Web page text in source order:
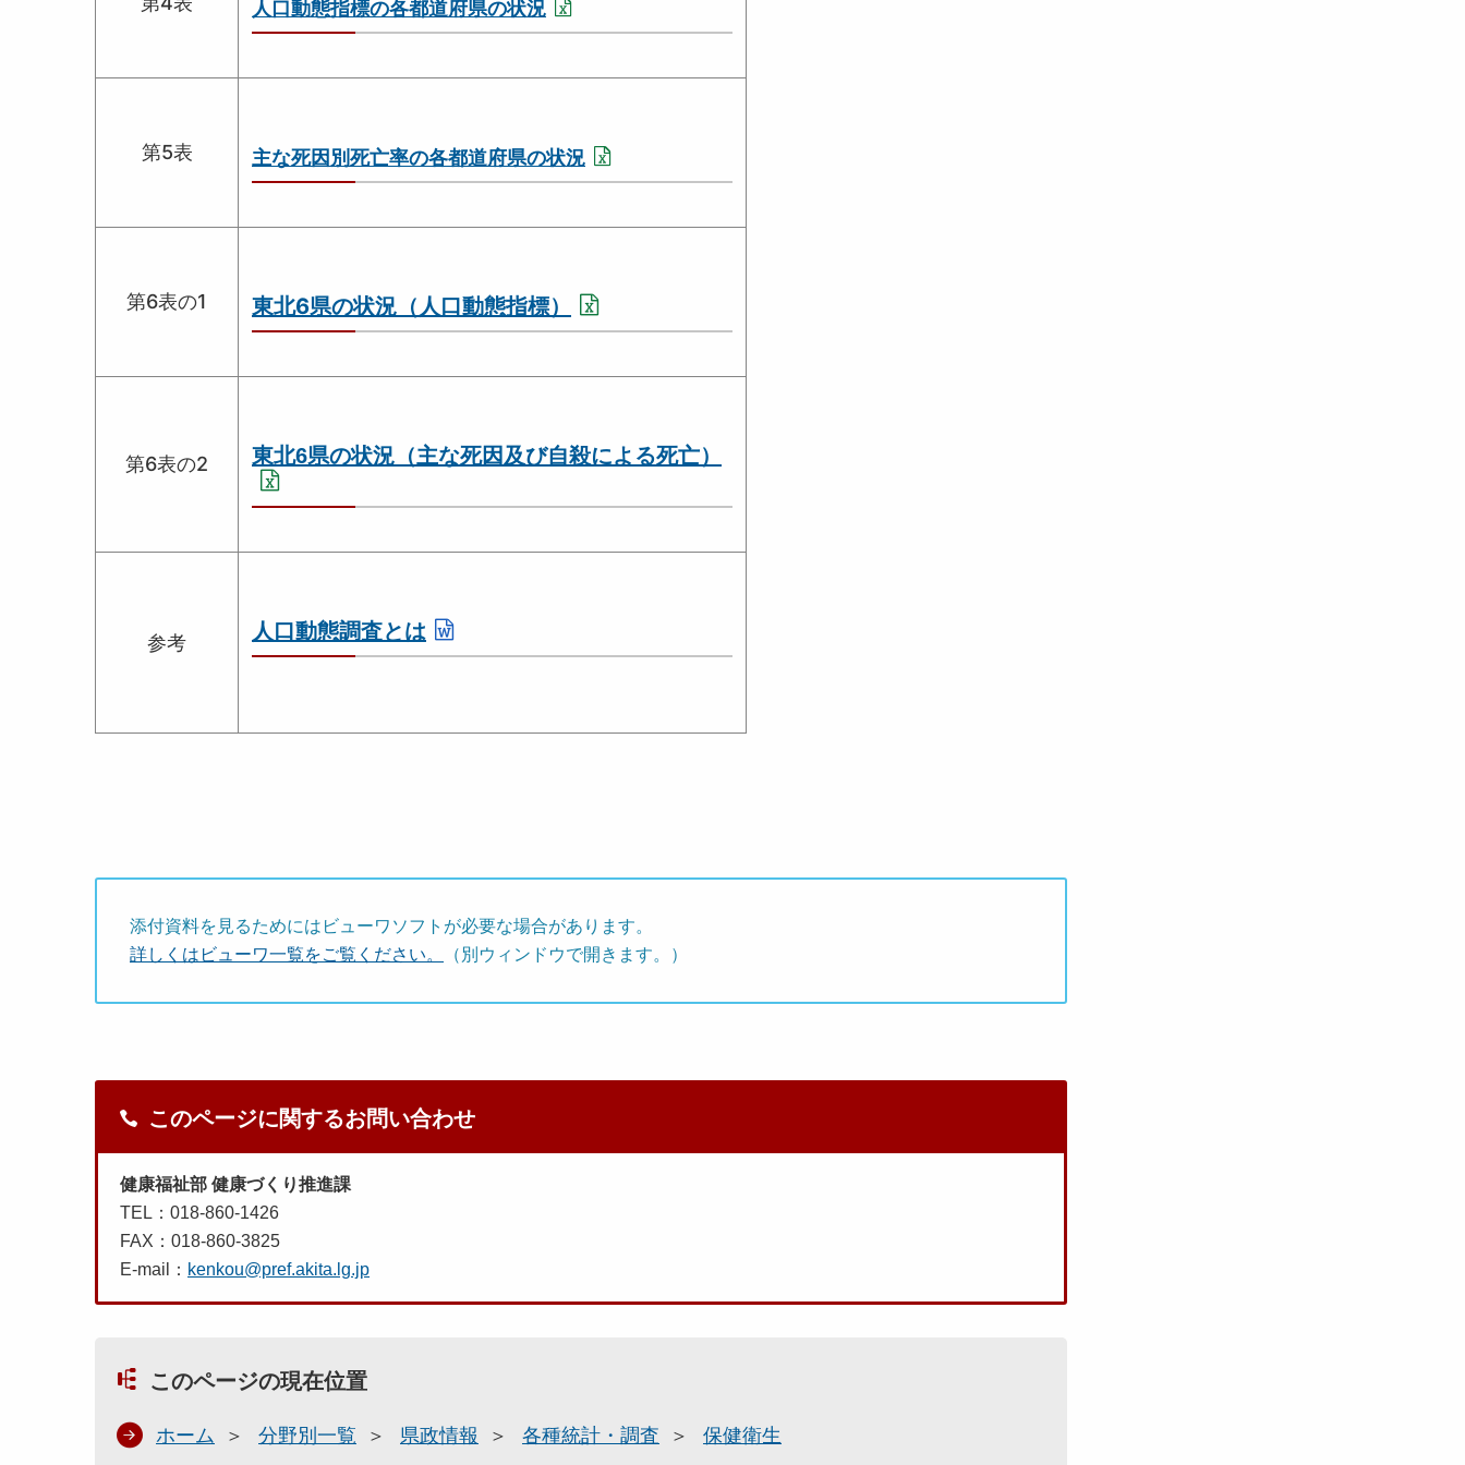
人口動態指標の各都道府県の状況
第5表 主な死因別死亡率の各都道府県の状況
第6表の1 東北6県の状況（人口動態指標）
第6表の2 東北6県の状況（主な死因及び自殺による死亡）
参考 人口動態調査とは
添付資料を見るためにはビューワソフトが必要な場合があります。
詳しくはビューワ一覧をご覧ください。
（別ウィンドウで開きます。）
このページに関するお問い合わせ
健康福祉部 健康づくり推進課
TEL：018-860-1426
FAX：018-860-3825
E-mail： kenkou@pref.akita.lg.jp
このページの現在位置
ホーム 分野別一覧 県政情報 各種統計・調査 保健衛生